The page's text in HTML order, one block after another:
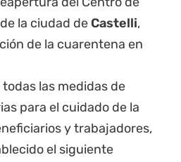
la ciudad de Castelli,
de la cuarentena en
las medidas de
para el cuidado de la
y trabajadores,
el siguiente